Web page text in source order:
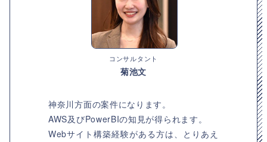
コンサルタント
菊池文
神奈川方面の案件になります。
AWS及びPowerBIの知見が得られます。
Webサイト構築経験がある方は、とりあえ